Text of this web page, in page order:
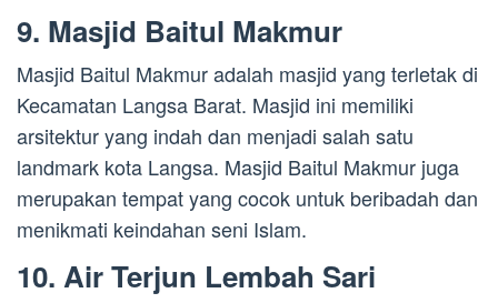
9. Masjid Baitul Makmur
Masjid Baitul Makmur adalah masjid yang terletak di
Kecamatan Langsa Barat. Masjid ini memiliki
arsitektur yang indah dan menjadi salah satu
landmark kota Langsa. Masjid Baitul Makmur juga
merupakan tempat yang cocok untuk beribadah dan
menikmati keindahan seni Islam.
10. Air Terjun Lembah Sari